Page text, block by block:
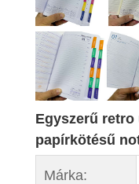
Egyszerű
papírkötésű
Márka: